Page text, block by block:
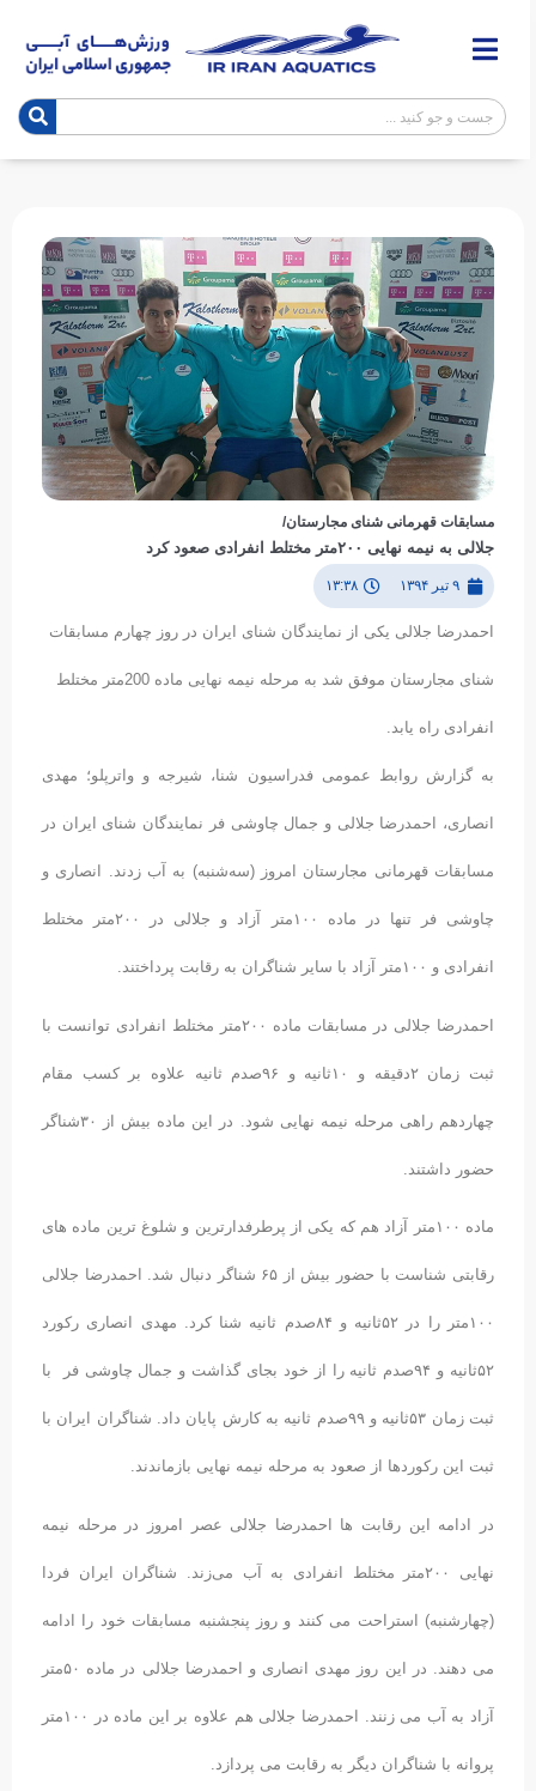
مسابقات قهرمانی شنای مجارستان/
جلالی به نیمه نهایی ۲۰۰متر مختلط انفرادی صعود کرد
۹ تیر ۱۳۹۴ ۱۳:۳۸
احمدرضا جلالی یکی از نمایندگان شنای ایران در روز چهارم مسابقات
شنای مجارستان موفق شد به مرحله نیمه نهایی ماده 200متر مختلط
انفرادی راه یابد.
به گزارش روابط عمومی فدراسیون شنا، شیرجه و واترپلو؛ مهدی
انصاری، احمدرضا جلالی و جمال چاوشی فر نمایندگان شنای ایران در
مسابقات قهرمانی مجارستان امروز (سه‌شنبه) به آب زدند. انصاری و
چاوشی فر تنها در ماده ۱۰۰متر آزاد و جلالی در ۲۰۰متر مختلط
انفرادی و ۱۰۰متر آزاد با سایر شناگران به رقابت پرداختند.
احمدرضا جلالی در مسابقات ماده ۲۰۰متر مختلط انفرادی توانست با
ثبت زمان ۲دقیقه و ۱۰ثانیه و ۹۶صدم ثانیه علاوه بر کسب مقام
چهاردهم راهی مرحله نیمه نهایی شود. در این ماده بیش از ۳۰شناگر
حضور داشتند.
ماده ۱۰۰متر آزاد هم که یکی از پرطرفدارترین و شلوغ ترین ماده های
رقابتی شناست با حضور بیش از ۶۵ شناگر دنبال شد. احمدرضا جلالی
۱۰۰متر را در ۵۲ثانیه و ۸۴صدم ثانیه شنا کرد. مهدی انصاری رکورد
۵۲ثانیه و ۹۴صدم ثانیه را از خود بجای گذاشت و جمال چاوشی فر با
ثبت زمان ۵۳ثانیه و ۹۹صدم ثانیه به کارش پایان داد. شناگران ایران با
ثبت این رکوردها از صعود به مرحله نیمه نهایی بازماندند.
در ادامه این رقابت ها احمدرضا جلالی عصر امروز در مرحله نیمه
نهایی ۲۰۰متر مختلط انفرادی به آب می‌زند. شناگران ایران فردا
(چهارشنبه) استراحت می کنند و روز پنجشنبه مسابقات خود را ادامه
می دهند. در این روز مهدی انصاری و احمدرضا جلالی در ماده ۵۰متر
آزاد به آب می زنند. احمدرضا جلالی هم علاوه بر این ماده در ۱۰۰متر
پروانه با شناگران دیگر به رقابت می پردازد.